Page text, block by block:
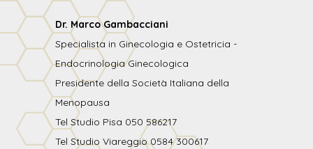
Dr. Marco Gambacciani
Specialista in Ginecologia e Ostetricia -
Endocrinologia Ginecologica
Presidente della Società Italiana della
Menopausa
Tel Studio Pisa 050 586217
Tel Studio Viareggio 0584 300617